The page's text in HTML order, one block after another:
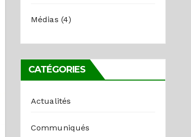
Médias (4)
CATÉGORIES
Actualités
Communiqués